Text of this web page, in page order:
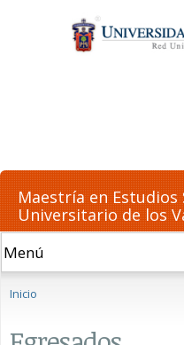
Maestría en
Universitario de los
Inicio